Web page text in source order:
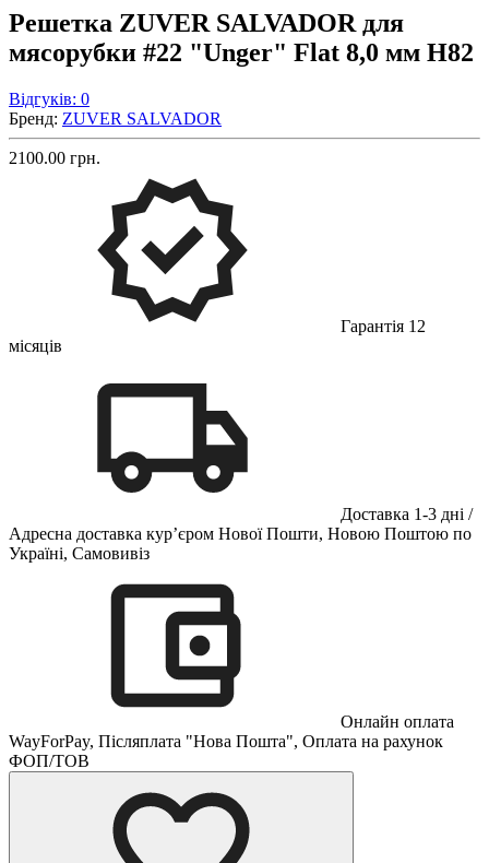
Решетка ZUVER SALVADOR для
мясорубки #22 "Unger" Flat 8,0 мм H82
Відгуків: 0
Бренд: ZUVER SALVADOR
2100.00 грн.
Гарантія 12
місяців
Доставка 1-3 дні /
Адресна доставка кур’єром Нової Пошти, Новою Поштою по
Україні, Самовивіз
Онлайн оплата
WayForPay, Післяплата "Нова Пошта", Оплата на рахунок
ФОП/ТОВ